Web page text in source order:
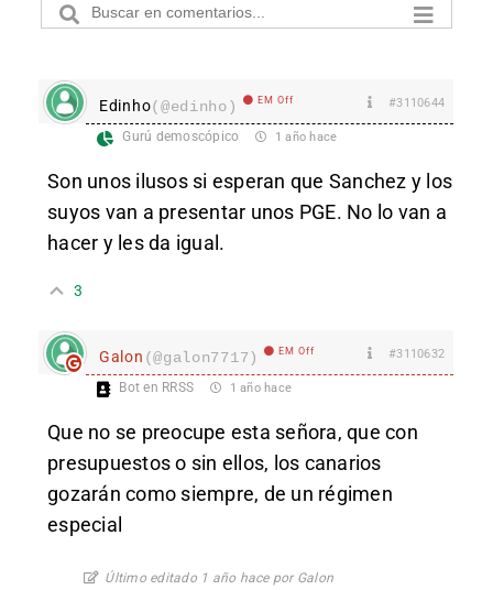
Edinho(@edinho) EM Off #3110644
Gurú demoscópico 1 año hace
Son unos ilusos si esperan que Sanchez y los
suyos van a presentar unos PGE. No lo van a
hacer y les da igual.
3
Galon (@galon7717) EM Off #3110632
Bot en RRSS 1 año hace
Que no se preocupe esta señora, que con
presupuestos o sin ellos, los canarios
gozarán como siempre, de un régimen
especial
Último editado 1 año hace por Galon